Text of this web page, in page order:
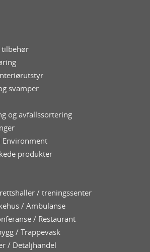
tilbehør
svamper
og avfallssortering
Environment
produkter
/ treningssenter
/ Ambulanse
/ Restaurant
/ Trappevask
/ Detaljhandel